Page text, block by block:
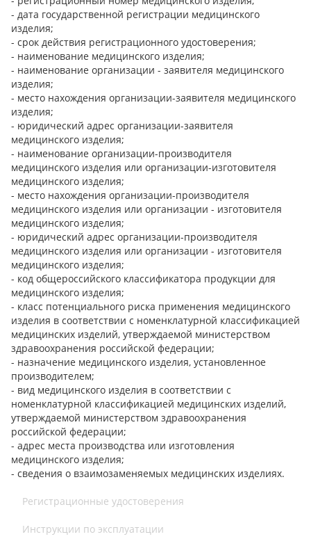
- дата государственной регистрации медицинского
изделия;
- срок действия регистрационного удостоверения;
- наименование медицинского изделия;
- наименование организации - заявителя медицинского
изделия;
- место нахождения организации-заявителя медицинского
изделия;
- юридический адрес организации-заявителя
медицинского изделия;
- наименование организации-производителя
медицинского изделия или организации-изготовителя
медицинского изделия;
- место нахождения организации-производителя
медицинского изделия или организации - изготовителя
медицинского изделия;
- юридический адрес организации-производителя
медицинского изделия или организации - изготовителя
медицинского изделия;
- код общероссийского классификатора продукции для
медицинского изделия;
- класс потенциального риска применения медицинского
изделия в соответствии с номенклатурной классификацией
медицинских изделий, утверждаемой министерством
здравоохранения российской федерации;
- назначение медицинского изделия, установленное
производителем;
- вид медицинского изделия в соответствии с
номенклатурной классификацией медицинских изделий,
утверждаемой министерством здравоохранения
российской федерации;
- адрес места производства или изготовления
медицинского изделия;
- сведения о взаимозаменяемых медицинских изделиях.
Регистрационные удостоверения
Инструкции по эксплуатации